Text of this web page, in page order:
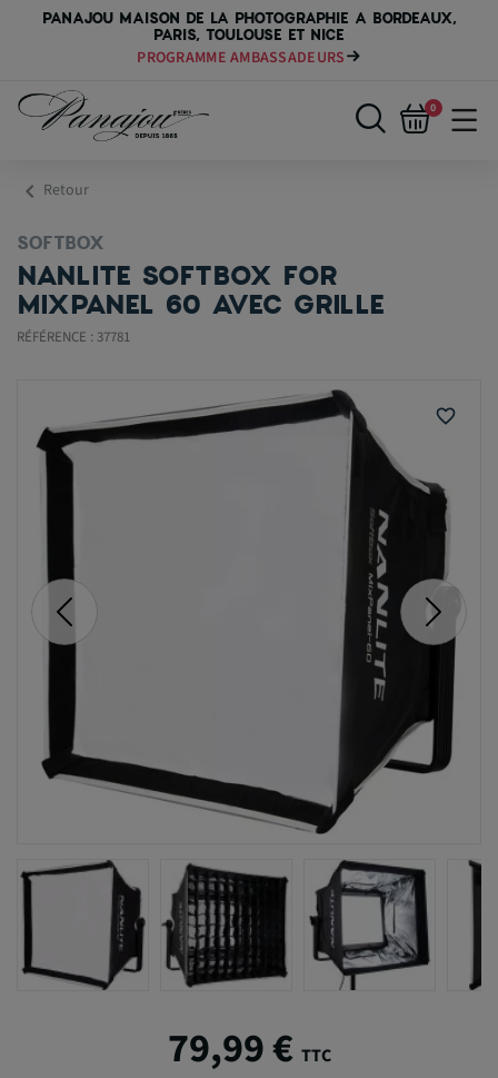
PANAJOU MAISON DE LA PHOTOGRAPHIE A BORDEAUX,
PARIS, TOULOUSE ET NICE
PROGRAMME AMBASSADEURS
0
chevron_left Retour
SOFTBOX
NANLITE SOFTBOX FOR
MIXPANEL 60 AVEC GRILLE
RÉFÉRENCE : 37781
favorite_border
79,99 € TTC